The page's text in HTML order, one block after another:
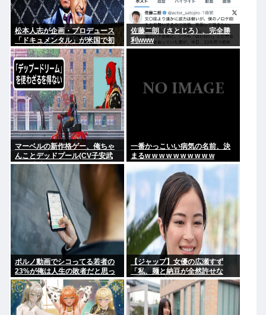
松本人志が企画・プロデュース
「ドキュメンタル」が米国で初
制作決定 シンプルな設定に国境
超えた支持
佐藤二朗（さとじろ）、完全勝
利www
マーベルの新作格ゲー、俺ちゃ
んことデッドプール(CV子安武
人)が安定のやりたい放題で話題
一番かっこいい病気の名前、決
まるw w w w w w w w w w
ポルノ動画でシコってる若者の
23%が俺は人生の敗者だと思っ
てることが判明
【ジャップ】女優の広瀬すず
「私、麺と納豆が全然許せな
い。私、麺と納豆が全然許せな
い 」